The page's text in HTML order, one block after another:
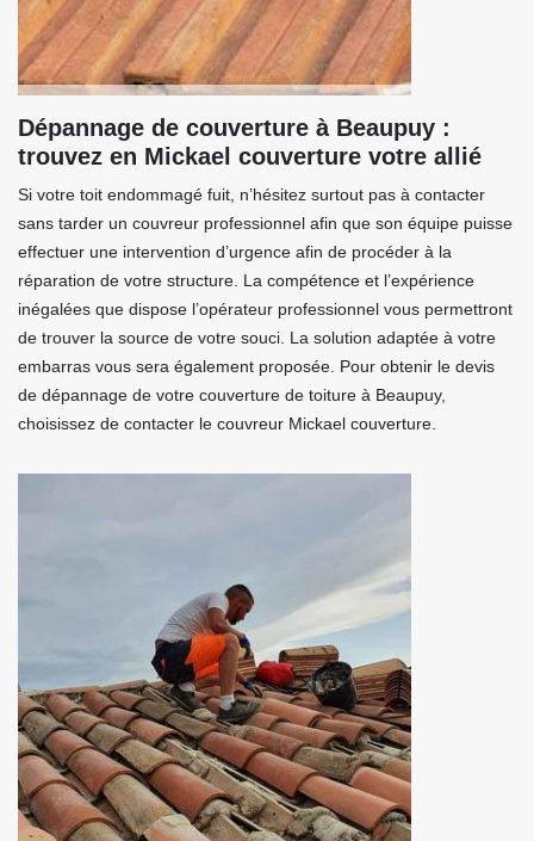
Dépannage de couverture à Beaupuy :
trouvez en Mickael couverture votre allié
Si votre toit endommagé fuit, n’hésitez surtout pas à contacter
sans tarder un couvreur professionnel afin que son équipe puisse
effectuer une intervention d’urgence afin de procéder à la
réparation de votre structure. La compétence et l’expérience
inégalées que dispose l’opérateur professionnel vous permettront
de trouver la source de votre souci. La solution adaptée à votre
embarras vous sera également proposée. Pour obtenir le devis
de dépannage de votre couverture de toiture à Beaupuy,
choisissez de contacter le couvreur Mickael couverture.